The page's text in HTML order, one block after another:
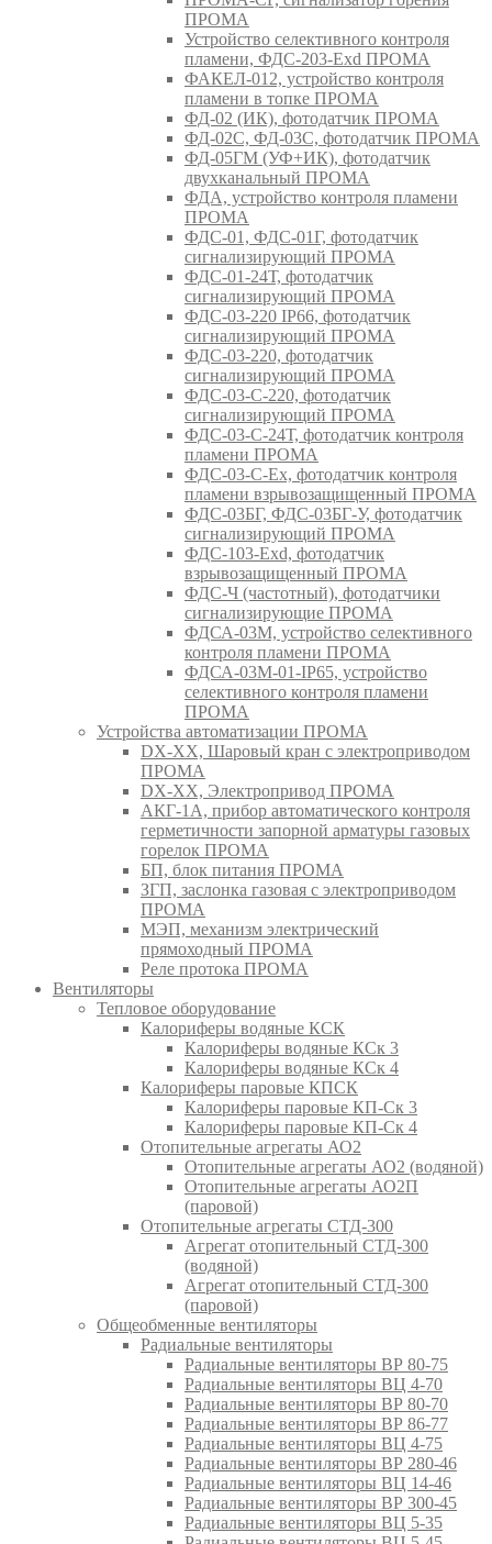
ПРОМА
Устройство селективного контроля
пламени, ФДС-203-Exd ПРОМА
ФАКЕЛ-012, устройство контроля
пламени в топке ПРОМА
ФД-02 (ИК), фотодатчик ПРОМА
ФД-02С, ФД-03С, фотодатчик ПРОМА
ФД-05ГМ (УФ+ИК), фотодатчик
двухканальный ПРОМА
ФДА, устройство контроля пламени
ПРОМА
ФДС-01, ФДС-01Г, фотодатчик
сигнализирующий ПРОМА
ФДС-01-24Т, фотодатчик
сигнализирующий ПРОМА
ФДС-03-220 IP66, фотодатчик
сигнализирующий ПРОМА
ФДС-03-220, фотодатчик
сигнализирующий ПРОМА
ФДС-03-С-220, фотодатчик
сигнализирующий ПРОМА
ФДС-03-С-24Т, фотодатчик контроля
пламени ПРОМА
ФДС-03-С-Ex, фотодатчик контроля
пламени взрывозащищенный ПРОМА
ФДС-03БГ, ФДС-03БГ-У, фотодатчик
сигнализирующий ПРОМА
ФДС-103-Ехd, фотодатчик
взрывозащищенный ПРОМА
ФДС-Ч (частотный), фотодатчики
сигнализирующие ПРОМА
ФДСА-03М, устройство селективного
контроля пламени ПРОМА
ФДСА-03М-01-IP65, устройство
селективного контроля пламени
ПРОМА
Устройства автоматизации ПРОМА
DX-XX, Шаровый кран c электроприводом
ПРОМА
DX-XX, Электропривод ПРОМА
АКГ-1А, прибор автоматического контроля
герметичности запорной арматуры газовых
горелок ПРОМА
БП, блок питания ПРОМА
ЗГП, заслонка газовая с электроприводом
ПРОМА
МЭП, механизм электрический
прямоходный ПРОМА
Реле протока ПРОМА
Вентиляторы
Тепловое оборудование
Калориферы водяные КСК
Калориферы водяные КСк 3
Калориферы водяные КСк 4
Калориферы паровые КПСК
Калориферы паровые КП-Ск 3
Калориферы паровые КП-Ск 4
Отопительные агрегаты АО2
Отопительные агрегаты АО2 (водяной)
Отопительные агрегаты АО2П
(паровой)
Отопительные агрегаты СТД-300
Агрегат отопительный СТД-300
(водяной)
Агрегат отопительный СТД-300
(паровой)
Общеобменные вентиляторы
Радиальные вентиляторы
Радиальные вентиляторы ВР 80-75
Радиальные вентиляторы ВЦ 4-70
Радиальные вентиляторы ВР 80-70
Радиальные вентиляторы ВР 86-77
Радиальные вентиляторы ВЦ 4-75
Радиальные вентиляторы ВР 280-46
Радиальные вентиляторы ВЦ 14-46
Радиальные вентиляторы ВР 300-45
Радиальные вентиляторы ВЦ 5-35